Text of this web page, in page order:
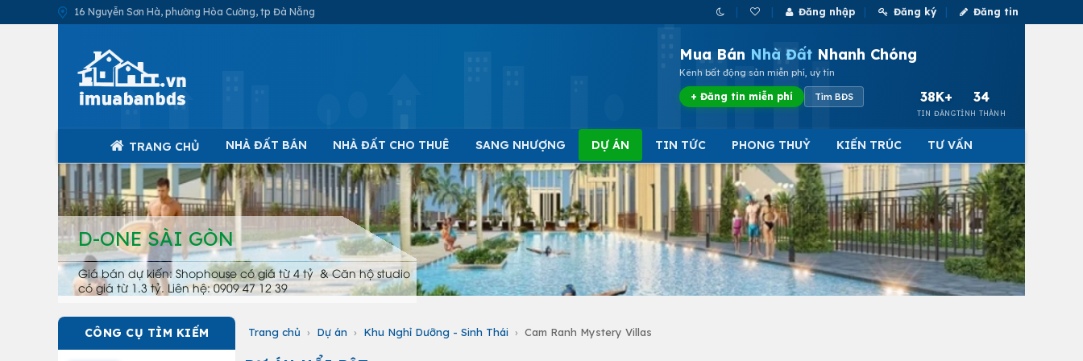
16 Nguyễn Sơn Hà, phường Hòa Cường, tp Đà Nẵng Đăng nhập Đăng ký Đăng tin
Mua Bán Nhà Đất Nhanh Chóng
Kênh bất động sản miễn phí, uy tín
+ Đăng tin miễn phí Tìm BĐS 38K+
TIN ĐĂNG
34
TỈNH THÀNH
TRANG CHỦ NHÀ ĐẤT BÁN NHÀ ĐẤT CHO THUÊ SANG NHƯỢNG DỰ ÁN TIN TỨC PHONG THUỶ KIẾN TRÚC TƯ VẤN
D-ONE SÀI GÒN
Giá bán dự kiến: Shophouse có giá từ 4 tỷ & Căn hộ studio
có giá từ 1.3 tỷ. Liên hệ: 0909 47 12 39
CÔNG CỤ TÌM KIẾM Trang chủ › Dự án › Khu Nghỉ Dưỡng - Sinh Thái › Cam Ranh Mystery Villas